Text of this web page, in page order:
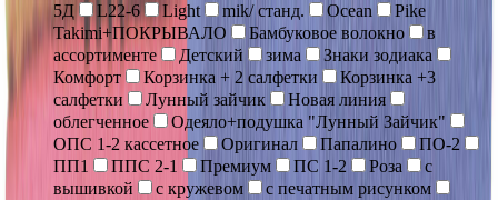
5Д
L22-6 Light mik/ станд. Ocean
Pike
Takimi+ПОКРЫВАЛО
Бамбуковое волокно
в
ассортименте
Детский зима
Знаки зодиака
Комфорт
Корзинка + 2 салфетки
Корзинка +3
салфетки
Лунный зайчик
Новая линия
облегченное
Одеяло+подушка "Лунный Зайчик"
ОПС 1-2 кассетное
Оригинал Папалино
ПО-2
ПП1
ППС 2-1 Премиум ПС 1-2 Роза
с
вышивкой
с кружевом
с печатным рисунком